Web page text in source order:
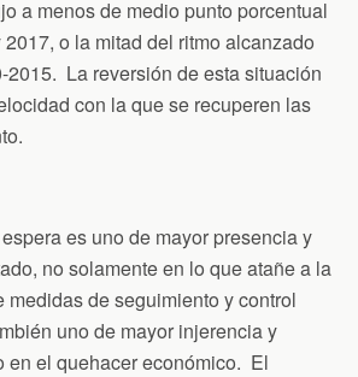
a menos de medio punto porcentual
o la mitad del ritmo alcanzado
2015. La reversión de esta situación
con la que se recuperen las
es uno de mayor presencia y
no solamente en lo que atañe a la
medidas de seguimiento y control
uno de mayor injerencia y
en el quehacer económico. El